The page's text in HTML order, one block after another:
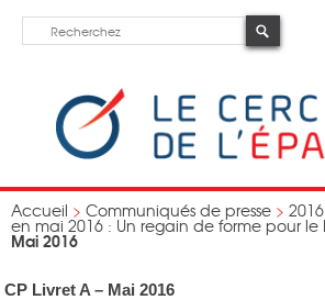
Accueil > Communiqués de presse > 2016
en mai 2016 : Un regain de forme pour le
Mai 2016
CP Livret A – Mai 2016